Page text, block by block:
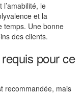
l’amabilité, le
et la
temps. Une bonne
des clients.
pour ce
recommandée, mais